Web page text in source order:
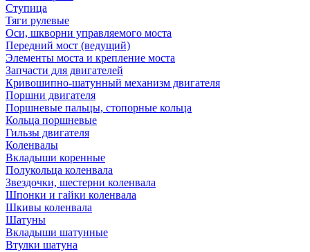
Ступица
Тяги рулевые
Оси, шкворни управляемого моста
Передний мост (ведущий)
Элементы моста и крепление моста
Запчасти для двигателей
Кривошипно-шатунный механизм двигателя
Поршни двигателя
Поршневые пальцы, стопорные кольца
Кольца поршневые
Гильзы двигателя
Коленвалы
Вкладыши коренные
Полукольца коленвала
Звездочки, шестерни коленвала
Шпонки и гайки коленвала
Шкивы коленвала
Шатуны
Вкладыши шатунные
Втулки шатуна